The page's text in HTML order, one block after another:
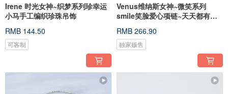
Irene 时光女神~织梦系列珍幸运
小马手工编织珍珠吊饰
RMB 144.50
可客制
Venus维纳斯女神~微笑系列
smile笑脸爱心项链~天天都有好
RMB 266.90
独家贩售